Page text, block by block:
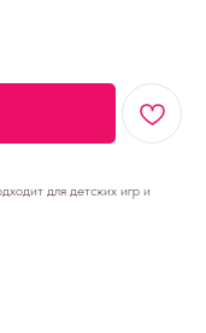
для детских игр и